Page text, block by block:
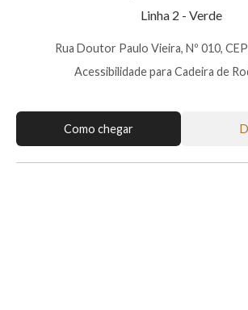
Linha 2 - Verde
Rua Doutor Paulo Vieira, Nº 010,
Acessibilidade para Cadeira de
Como chegar